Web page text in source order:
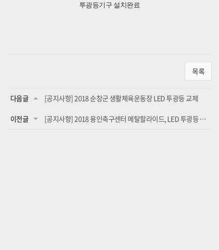
투광등기구 설치완료
목록
다음글 [공지사항] 2018 순창군 생활체육운동장 LED 투광등 교체
이전글 [공지사항] 2018 용인축구센터 메탈할라이드, LED 투광등 설치